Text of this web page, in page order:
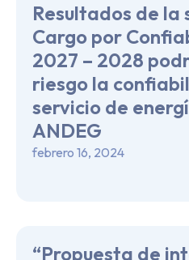
Resultados de la
Cargo por
2027 – 2028
riesgo la
servicio de
ANDEG
febrero 16, 2024
“Propuesta de